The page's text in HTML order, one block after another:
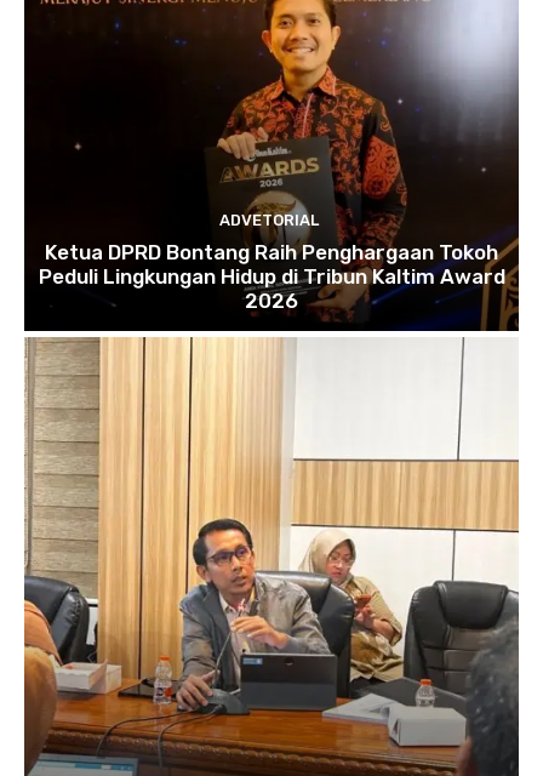
ADVETORIAL
Ketua DPRD Bontang Raih Penghargaan Tokoh
Peduli Lingkungan Hidup di Tribun Kaltim Award
2026